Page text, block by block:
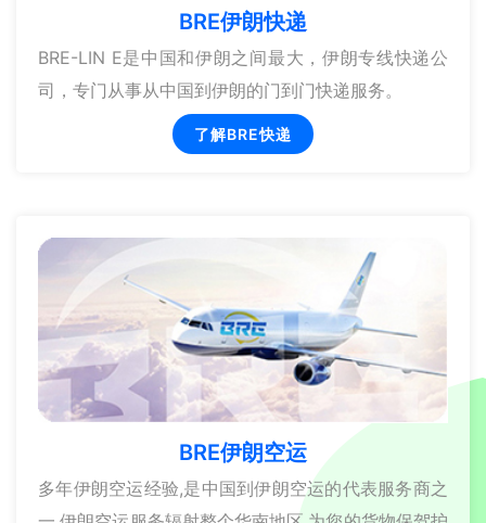
BRE伊朗快递
BRE-LIN E是中国和伊朗之间最大，伊朗专线快递公
司，专门从事从中国到伊朗的门到门快递服务。
了解BRE快递
BRE伊朗空运
多年伊朗空运经验,是中国到伊朗空运的代表服务商之